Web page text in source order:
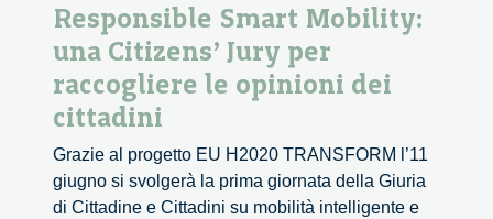
Responsible Smart Mobility:
una Citizens’ Jury per
raccogliere le opinioni dei
cittadini
Grazie al progetto EU H2020 TRANSFORM l’11
giugno si svolgerà la prima giornata della Giuria
di Cittadine e Cittadini su mobilità intelligente e